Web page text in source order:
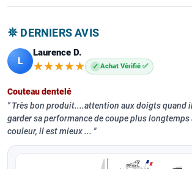
𖤓 DERNIERS AVIS
L
Laurence D.
★★★★★
★★★★★ ✓ Achat Vérifié ✅
Couteau dentelé
Très bon produit....attention aux doigts quand
garder sa performance de coupe plus longtemps
couleur, il est mieux ...